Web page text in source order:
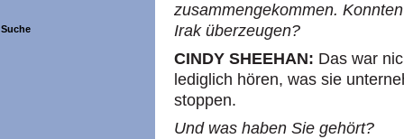
Suche
zusammengekommen.
Irak überzeugen?
CINDY SHEEHAN: Das war
lediglich hören, was sie
stoppen.
Und was haben Sie gehört?